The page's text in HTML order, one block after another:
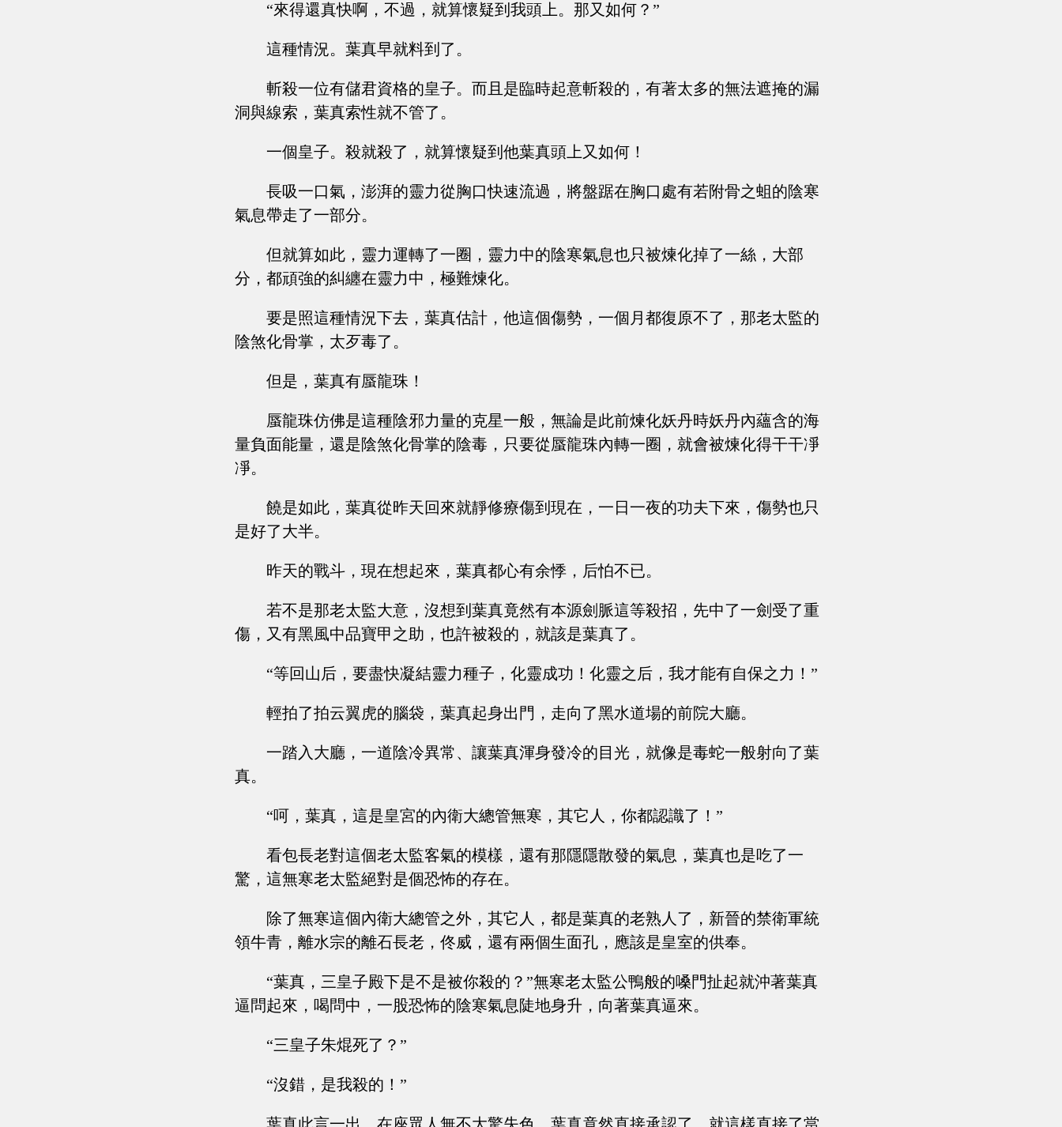
“來得還真快啊，不過，就算懷疑到我頭上。那又如何？”
這種情況。葉真早就料到了。
斬殺一位有儲君資格的皇子。而且是臨時起意斬殺的，有著太多的無法遮掩的漏
洞與線索，葉真索性就不管了。
一個皇子。殺就殺了，就算懷疑到他葉真頭上又如何！
長吸一口氣，澎湃的靈力從胸口快速流過，將盤踞在胸口處有若附骨之蛆的陰寒
氣息帶走了一部分。
但就算如此，靈力運轉了一圈，靈力中的陰寒氣息也只被煉化掉了一絲，大部
分，都頑強的糾纏在靈力中，極難煉化。
要是照這種情況下去，葉真估計，他這個傷勢，一個月都復原不了，那老太監的
陰煞化骨掌，太歹毒了。
但是，葉真有蜃龍珠！
蜃龍珠仿佛是這種陰邪力量的克星一般，無論是此前煉化妖丹時妖丹內蘊含的海
量負面能量，還是陰煞化骨掌的陰毒，只要從蜃龍珠內轉一圈，就會被煉化得干干凈
凈。
饒是如此，葉真從昨天回來就靜修療傷到現在，一日一夜的功夫下來，傷勢也只
是好了大半。
昨天的戰斗，現在想起來，葉真都心有余悸，后怕不已。
若不是那老太監大意，沒想到葉真竟然有本源劍脈這等殺招，先中了一劍受了重
傷，又有黑風中品寶甲之助，也許被殺的，就該是葉真了。
“等回山后，要盡快凝結靈力種子，化靈成功！化靈之后，我才能有自保之力！”
輕拍了拍云翼虎的腦袋，葉真起身出門，走向了黑水道場的前院大廳。
一踏入大廳，一道陰冷異常、讓葉真渾身發冷的目光，就像是毒蛇一般射向了葉
真。
“呵，葉真，這是皇宮的內衛大總管無寒，其它人，你都認識了！”
看包長老對這個老太監客氣的模樣，還有那隱隱散發的氣息，葉真也是吃了一
驚，這無寒老太監絕對是個恐怖的存在。
除了無寒這個內衛大總管之外，其它人，都是葉真的老熟人了，新晉的禁衛軍統
領牛青，離水宗的離石長老，佟威，還有兩個生面孔，應該是皇室的供奉。
“葉真，三皇子殿下是不是被你殺的？”無寒老太監公鴨般的嗓門扯起就沖著葉真
逼問起來，喝問中，一股恐怖的陰寒氣息陡地身升，向著葉真逼來。
“三皇子朱焜死了？”
“沒錯，是我殺的！”